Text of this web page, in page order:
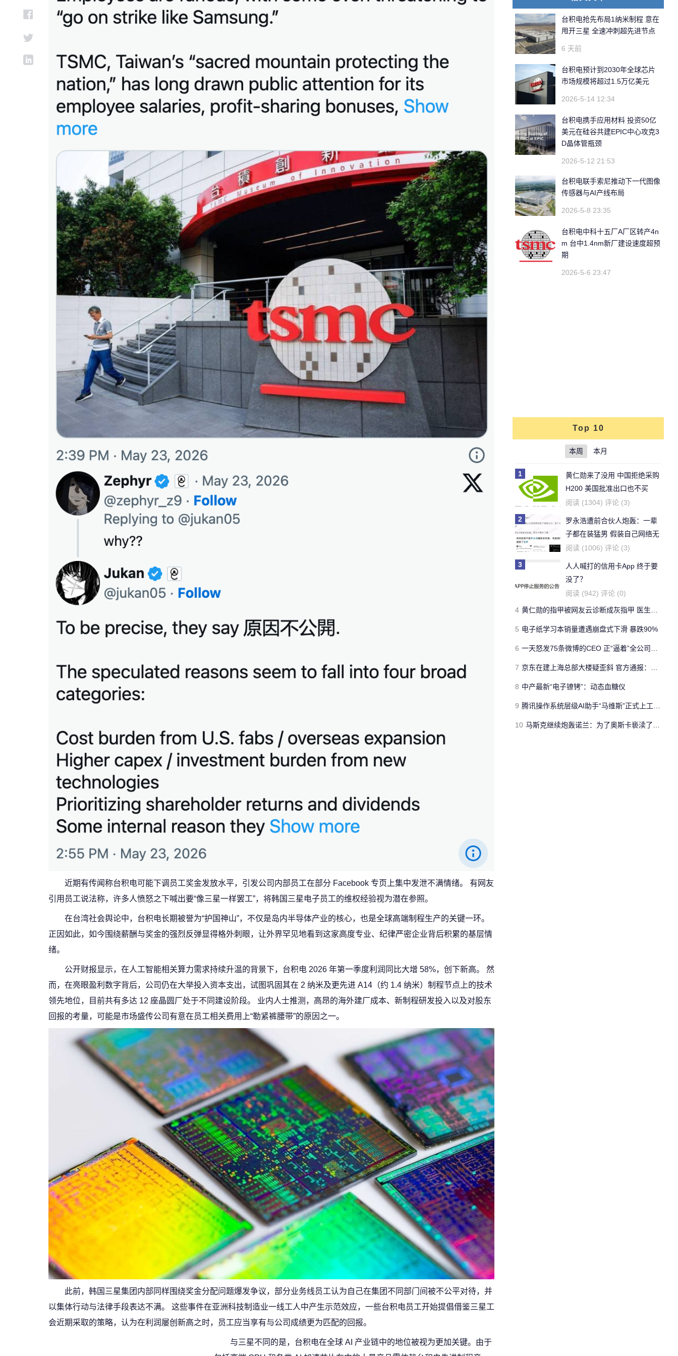
近期有传闻称台积电可能下调员工奖金发放水平，引发公司内部员工在部分 Facebook 专页上集中发泄不满情绪。 有网友
引用员工说法称，许多人愤怒之下喊出要“像三星一样罢工”，将韩国三星电子员工的维权经验视为潜在参照。
在台湾社会舆论中，台积电长期被誉为“护国神山”，不仅是岛内半导体产业的核心，也是全球高端制程生产的关键一环。
正因如此，如今围绕薪酬与奖金的强烈反弹显得格外刺眼，让外界罕见地看到这家高度专业、纪律严密企业背后积累的基层情
绪。
公开财报显示，在人工智能相关算力需求持续升温的背景下，台积电 2026 年第一季度利润同比大增 58%，创下新高。 然
而，在亮眼盈利数字背后，公司仍在大举投入资本支出，试图巩固其在 2 纳米及更先进 A14（约 1.4 纳米）制程节点上的技术
领先地位，目前共有多达 12 座晶圆厂处于不同建设阶段。 业内人士推测，高昂的海外建厂成本、新制程研发投入以及对股东
回报的考量，可能是市场盛传公司有意在员工相关费用上“勒紧裤腰带”的原因之一。
此前，韩国三星集团内部同样围绕奖金分配问题爆发争议，部分业务线员工认为自己在集团不同部门间被不公平对待，并
以集体行动与法律手段表达不满。 这些事件在亚洲科技制造业一线工人中产生示范效应，一些台积电员工开始提倡借鉴三星工
会近期采取的策略，认为在利润屡创新高之时，员工应当享有与公司成绩更为匹配的回报。
与三星不同的是，台积电在全球 AI 产业链中的地位被视为更加关键。由于
台积电抢先布局1纳米制程 意在
甩开三星 全速冲刺超先进节点
6 天前
台积电预计到2030年全球芯片
市场规模将超过1.5万亿美元
2026-5-14 12:34
台积电携手应用材料 投资50亿
美元在硅谷共建EPIC中心攻克3
D晶体管瓶颈
2026-5-12 21:53
台积电联手索尼推动下一代图像
传感器与AI产线布局
2026-5-8 23:35
台积电中科十五厂A厂区转产4n
m 台中1.4nm新厂建设速度超预
期
2026-5-6 23:47
Top 10
本周 本月
1
黄仁勋来了没用 中国拒绝采购
H200 美国批准出口也不买
阅读 (1304) 评论 (3)
2
罗永浩遭前合伙人炮轰：一辈
子都在装猛男 假装自己网络无
敌
阅读 (1006) 评论 (3)
3
人人喊打的信用卡App 终于要
没了？
阅读 (942) 评论 (0)
4 黄仁勋的指甲被网友云诊断成灰指甲 医生回应
5 电子纸学习本销量遭遇崩盘式下滑 暴跌90%
6 一天怒发75条微博的CEO 正“逼着”全公司两万员工出道当网红
7 京东在建上海总部大楼疑歪斜 官方通报：主体结构无异常
8 中产最新“电子镣铐”：动态血糖仪
9 腾讯操作系统层级AI助手“马维斯”正式上工 Windows/Mac/安卓可用
10 马斯克继续炮轰诺兰：为了奥斯卡亵渎了《奥德赛》